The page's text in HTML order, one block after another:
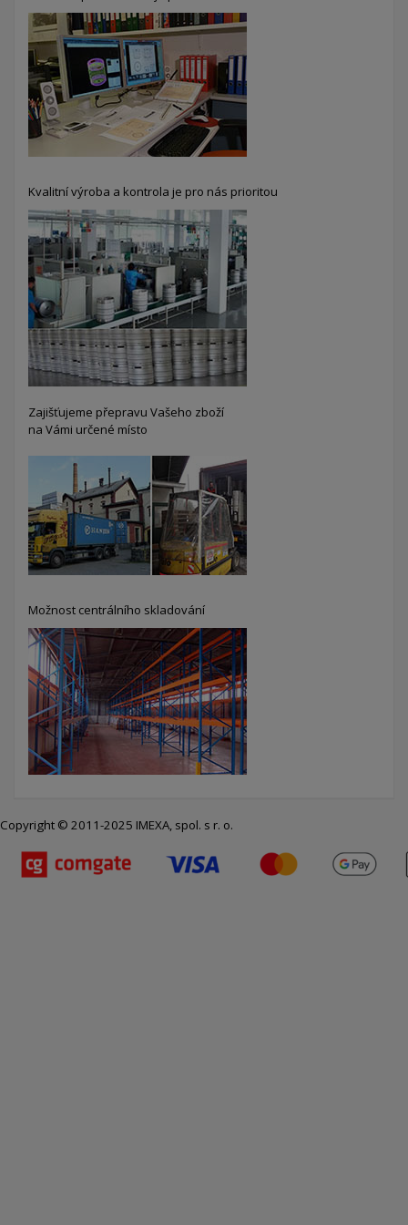
Kvalitní výroba a kontrola je pro nás prioritou
Zajišťujeme přepravu Vašeho zboží
na Vámi určené místo
Možnost centrálního skladování
Copyright © 2011-2025 IMEXA, spol. s r. o.